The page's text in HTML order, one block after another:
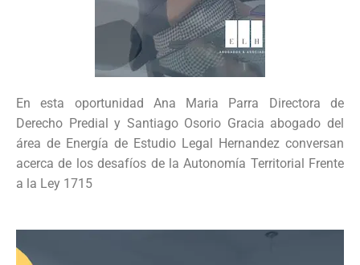
En esta oportunidad Ana Maria Parra Directora de
Derecho Predial y Santiago Osorio Gracia abogado del
área de Energía de Estudio Legal Hernandez conversan
acerca de los desafíos de la Autonomía Territorial Frente
a la Ley 1715